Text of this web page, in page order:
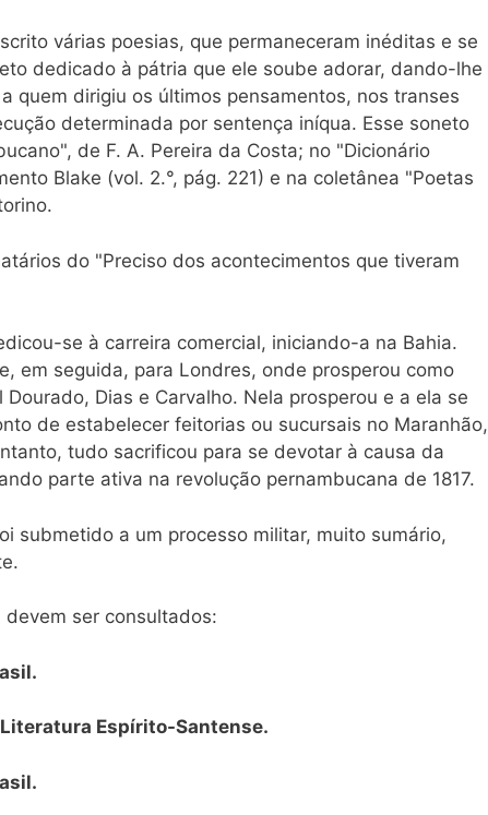
várias poesias, que permaneceram inéditas e se
dedicado à pátria que ele soube adorar, dando-lhe
quem dirigiu os últimos pensamentos, nos transes
determinada por sentença iníqua. Esse soneto
de F. A. Pereira da Costa; no "Dicionário
Blake (vol. 2.°, pág. 221) e na coletânea "Poetas
do "Preciso dos acontecimentos que tiveram
se à carreira comercial, iniciando-a na Bahia.
em seguida, para Londres, onde prosperou como
Dias e Carvalho. Nela prosperou e a ela se
de estabelecer feitorias ou sucursais no Maranhão,
tudo sacrificou para se devotar à causa da
parte ativa na revolução pernambucana de 1817.
submetido a um processo militar, muito sumário,
ser consultados:
Espírito-Santense.